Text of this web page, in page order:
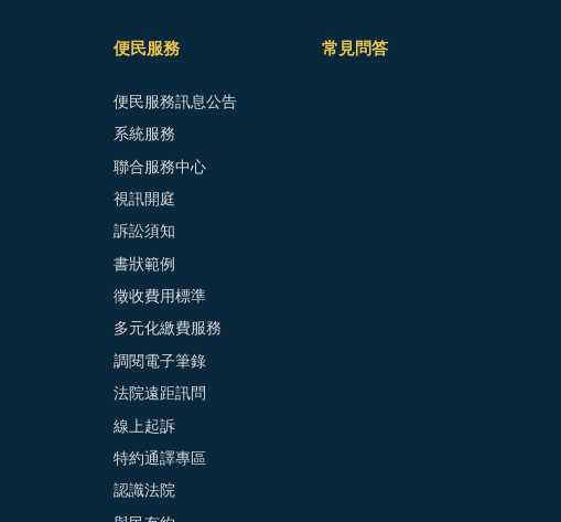
便民服務
便民服務訊息公告
系統服務
聯合服務中心
視訊開庭
訴訟須知
書狀範例
徵收費用標準
多元化繳費服務
調閱電子筆錄
法院遠距訊問
線上起訴
特約通譯專區
認識法院
常見問答